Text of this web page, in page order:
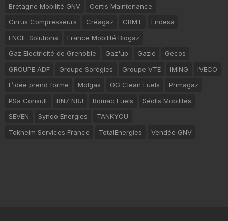
Bretagne Mobilité GNV
Certis Maintenance
Cirrus Compresseurs
Créagaz CRMT
Endesa
ENGIE Solutions
France Mobilité Biogaz
Gaz Electricité de Grenoble
Gaz'up Gazie
Gecos
GROUPE ADF
Groupe Sorégies Groupe VTE IMING
IVECO
L’idée prend forme
Molgas OG Clean Fuels
Primagaz
PSa Consult
RN7 NRJ Romac Fuels
Séolis Mobilités
SEVEN
Synqo Energies
TANKYOU
Tokheim Services France
TotalEnergies Vendée GNV